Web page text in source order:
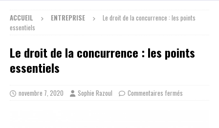
ACCUEIL ENTREPRISE
Le droit de la concurrence : les points
essentiels
Le droit de la concurrence : les points
essentiels
novembre 7, 2020 Sophie Razoul Commentaires fermés